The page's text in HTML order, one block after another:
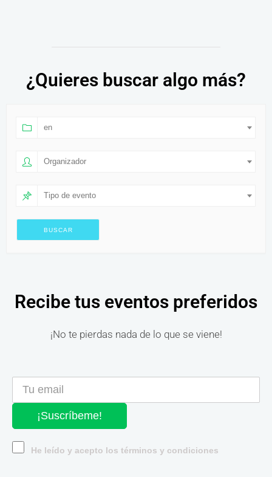
¿Quieres buscar algo más?
en
Organizador
Tipo de evento
Recibe tus eventos preferidos
¡No te pierdas nada de lo que se viene!
¡Suscríbeme!
He leído y acepto los términos y condiciones